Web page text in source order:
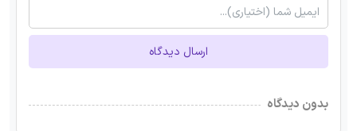
ارسال دیدگاه
بدون دیدگاه